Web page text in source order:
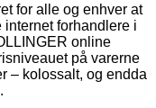
for alle og enhver at
forhandlere i
online
på varerne
– kolossalt, og endda